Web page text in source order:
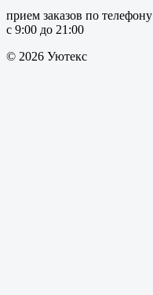
прием заказов по телефону
с 9:00 до 21:00
© 2026 Уютекс